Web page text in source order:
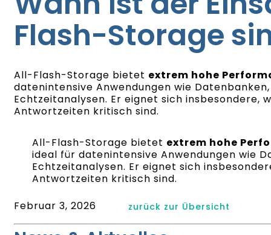
Flash-Storage
All-Flash-Storage bietet extrem hohe
datenintensive Anwendungen wie
Echtzeitanalysen. Er eignet sich insbesondere,
Antwortzeiten kritisch sind.
All-Flash-Storage bietet extrem hohe
ideal für datenintensive Anwendungen wie
Echtzeitanalysen. Er eignet sich
Antwortzeiten kritisch sind.
Februar 3, 2026
zurück zur Übersicht